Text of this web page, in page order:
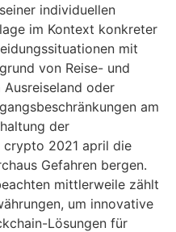
individuellen
im Kontext konkreter
mit
von Reise- und
Ausreiseland oder
am
der
crypto 2021 april die
Gefahren bergen.
mittlerweile zählt
um innovative
Lösungen für